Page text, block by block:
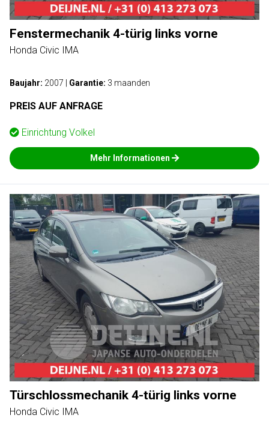
Fenstermechanik 4-türig links vorne
Honda Civic IMA
Baujahr: 2007 Garantie: 3 maanden
PREIS AUF ANFRAGE
Einrichtung Volkel
Mehr Informationen
Türschlossmechanik 4-türig links vorne
Honda Civic IMA